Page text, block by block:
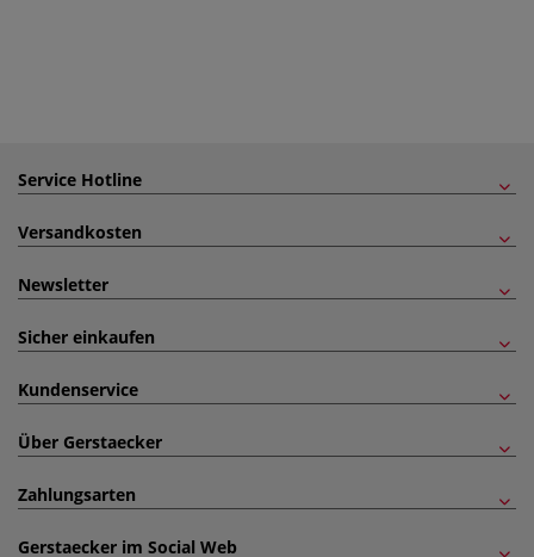
Service Hotline
Versandkosten
Newsletter
Sicher einkaufen
Kundenservice
Über Gerstaecker
Zahlungsarten
Gerstaecker im Social Web